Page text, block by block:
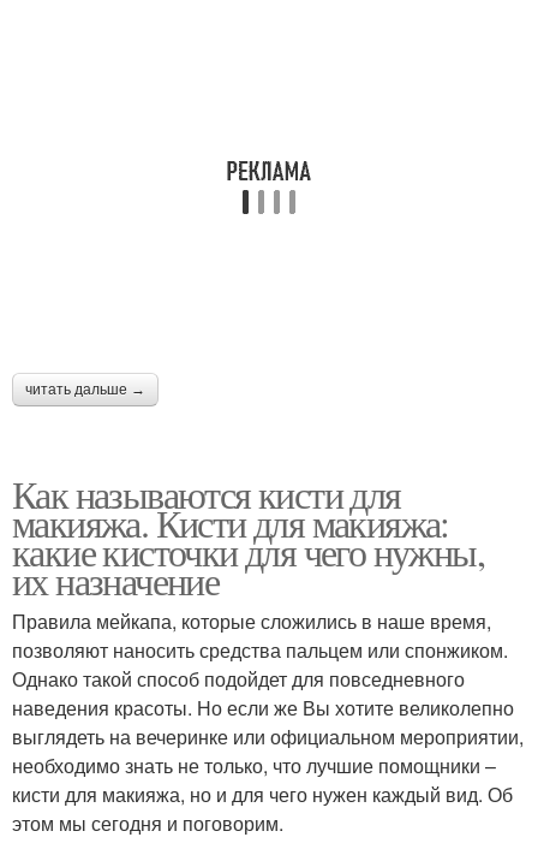
читать дальше →
Как называются кисти для
макияжа. Кисти для макияжа:
какие кисточки для чего нужны,
их назначение
Правила мейкапа, которые сложились в наше время,
позволяют наносить средства пальцем или спонжиком.
Однако такой способ подойдет для повседневного
наведения красоты. Но если же Вы хотите великолепно
выглядеть на вечеринке или официальном мероприятии,
необходимо знать не только, что лучшие помощники –
кисти для макияжа, но и для чего нужен каждый вид. Об
этом мы сегодня и поговорим.